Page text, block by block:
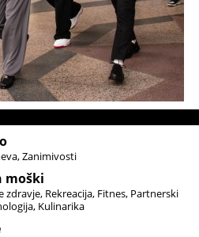
Zanimivosti
moški
zdravje Rekreacija Fitnes Partnerski
Kulinarika